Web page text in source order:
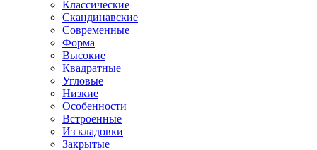
Классические
Скандинавские
Современные
Форма
Высокие
Квадратные
Угловые
Низкие
Особенности
Встроенные
Из кладовки
Закрытые